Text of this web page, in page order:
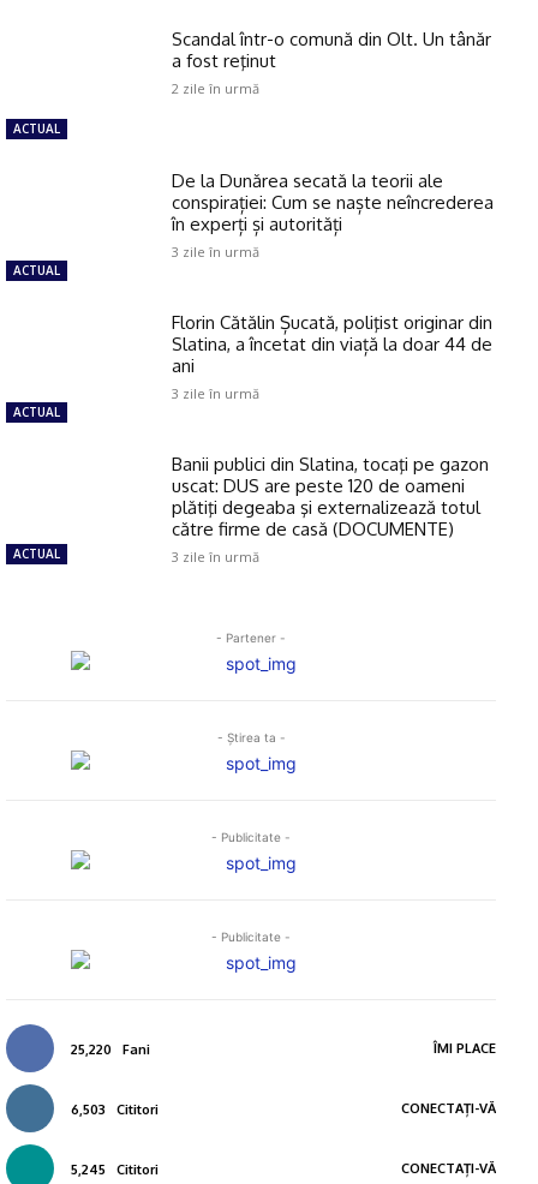
ACTUAL
Scandal într-o comună din Olt. Un tânăr
a fost reţinut
2 zile în urmă
ACTUAL
De la Dunărea secată la teorii ale
conspirației: Cum se naște neîncrederea
în experți și autorități
3 zile în urmă
ACTUAL
Florin Cătălin Șucată, poliţist originar din
Slatina, a încetat din viață la doar 44 de
ani
3 zile în urmă
ACTUAL
Banii publici din Slatina, tocaţi pe gazon
uscat: DUS are peste 120 de oameni
plătiţi degeaba şi externalizează totul
către firme de casă (DOCUMENTE)
3 zile în urmă
- Partener -
- Ştirea ta -
- Publicitate -
- Publicitate -
25,220 Fani ÎMI PLACE
6,503 Cititori CONECTAȚI-VĂ
5,245 Cititori CONECTAȚI-VĂ